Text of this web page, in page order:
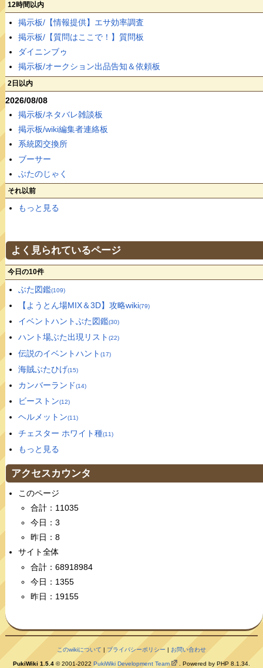
12時間以内
掲示板/【情報提供】エサ効率調査
掲示板/【質問はここで！】質問板
ダイニンブゥ
掲示板/オークション出品告知＆依頼板
2日以内
2026/08/08
掲示板/ネタバレ雑談板
掲示板/wiki編集者連絡板
系統図交換所
ブーサー
ぶたのじゃく
それ以前
もっと見る
よく見られているページ
今日の10件
ぶた図鑑(109)
【ようとん場MIX＆3D】攻略wiki(79)
イベントハントぶた図鑑(30)
ハント場ぶた出現リスト (22)
伝説のイベントハント (17)
海賊ぶたひげ(15)
カンバーランド(14)
ビーストン(12)
ヘルメットン(11)
チェスター ホワイト種(11)
もっと見る
アクセスカウンタ
このページ
合計：11035
今日：3
昨日：8
サイト全体
合計：68918984
今日：1355
昨日：19155
このwikiについて | プライバシーポリシー | お問い合わせ
PukiWiki 1.5.4 © 2001-2022 PukiWiki Development Team . Powered by PHP 8.1.34.